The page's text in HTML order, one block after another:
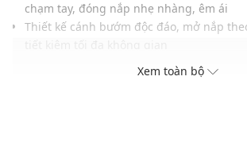
chạm tay, đóng nắp nhẹ nhàng, êm ái
Thiết kế cánh bướm độc đáo, mở nắp
Chân gỗ sang trọng, trang trí bếp hay
Xem toàn bộ